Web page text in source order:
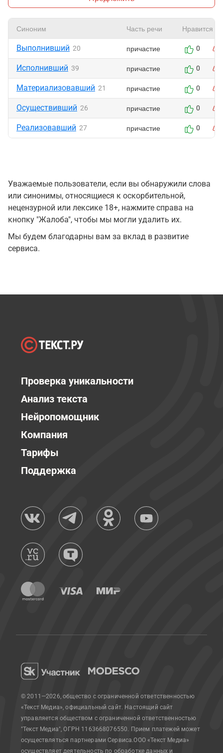
Синоним Часть речи Нравится
Выполнивший 20 причастие 0
Исполнивший 39 причастие 0
Материализовавший 21 причастие 0
Осуществивший 26 причастие 0
Реализовавший 27 причастие 0
Уважаемые пользователи, если вы обнаружили слова
или синонимы, относящиеся к оскорбительной,
нецензурной или лексике 18+, нажмите справа на
кнопку "Жалоба", чтобы мы могли удалить их.
Мы будем благодарны вам за вклад в развитие
сервиса.
Проверка уникальности
Анализ текста
Нейропомощник
Компания
Тарифы
Поддержка
© 2011—2026, общество с ограниченной ответственностью
«Текст Медиа», официальный сайт. Настоящий сайт
управляется обществом с ограниченной ответственностью
"Текст Медиа", ОГРН 1163668076550. Прием платежей может
осуществляться партнерами Сервиса.ООО «Текст Медиа»
осуществляет деятельность по обработке данных и